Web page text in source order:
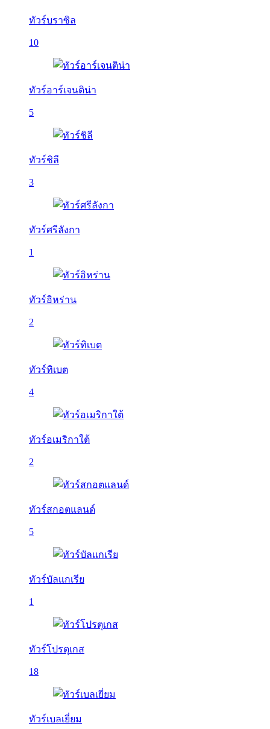
ทัวร์บราซิล
10
ทัวร์อาร์เจนติน่า
5
ทัวร์ชิลี
3
ทัวร์ศรีลังกา
1
ทัวร์อิหร่าน
2
ทัวร์ทิเบต
4
ทัวร์อเมริกาใต้
2
ทัวร์สกอตแลนด์
5
ทัวร์บัลเเกเรีย
1
ทัวร์โปรตุเกส
18
ทัวร์เบลเยี่ยม